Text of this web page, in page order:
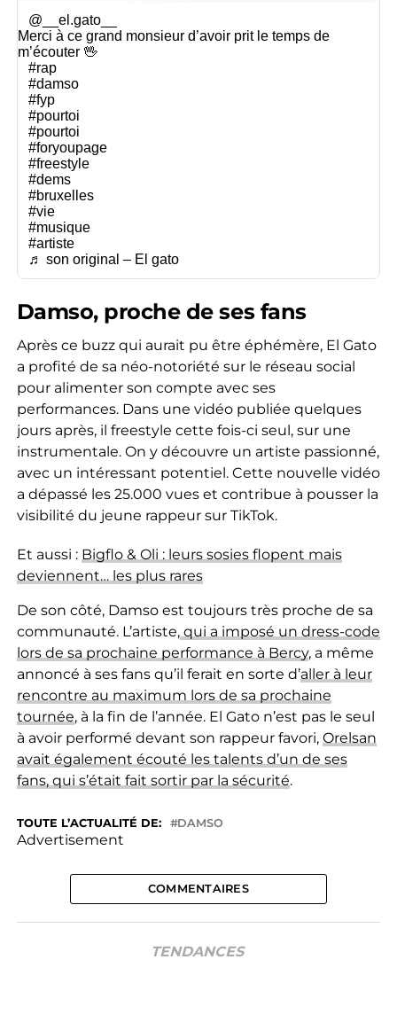
@__el.gato__
Merci à ce grand monsieur d’avoir prit le temps de
m’écouter 🖖
#rap
#damso
#fyp
#pourtoi
#pourtoi
#foryoupage
#freestyle
#dems
#bruxelles
#vie
#musique
#artiste
♬ son original – El gato
Damso, proche de ses fans
Après ce buzz qui aurait pu être éphémère, El Gato
a profité de sa néo-notoriété sur le réseau social
pour alimenter son compte avec ses
performances. Dans une vidéo publiée quelques
jours après, il freestyle cette fois-ci seul, sur une
instrumentale. On y découvre un artiste passionné,
avec un intéressant potentiel. Cette nouvelle vidéo
a dépassé les 25.000 vues et contribue à pousser la
visibilité du jeune rappeur sur TikTok.
Et aussi : Bigflo & Oli : leurs sosies flopent mais
deviennent… les plus rares
De son côté, Damso est toujours très proche de sa
communauté. L’artiste,qui a imposé un dress-code
lors de sa prochaine performance à Bercy, a même
annoncé à ses fans qu’il ferait en sorte d’aller à leur
rencontre au maximum lors de sa prochaine
tournée, à la fin de l’année. El Gato n’est pas le seul
à avoir performé devant son rappeur favori, Orelsan
avait également écouté les talents d’un de ses
fans, qui s’était fait sortir par la sécurité.
TOUTE L’ACTUALITÉ DE: DAMSO
Advertisement
COMMENTAIRES
TENDANCES